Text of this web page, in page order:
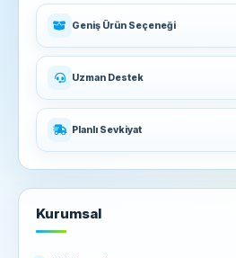
Geniş Ürün Seçeneği
Uzman Destek
Planlı Sevkiyat
Kurumsal